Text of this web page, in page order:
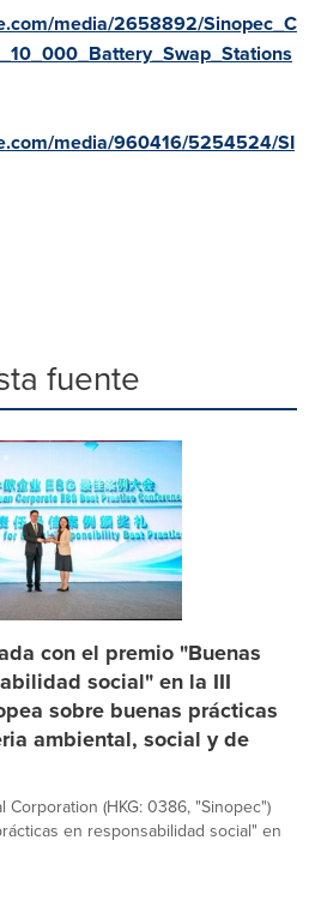
media/2658892/Sinopec_C
media/960416/5254524/SI
fuente
con el premio "Buenas
social" en la III
sobre buenas prácticas
ambiental, social y de
Corporation (HKG: 0386, "Sinopec")
en responsabilidad social" en